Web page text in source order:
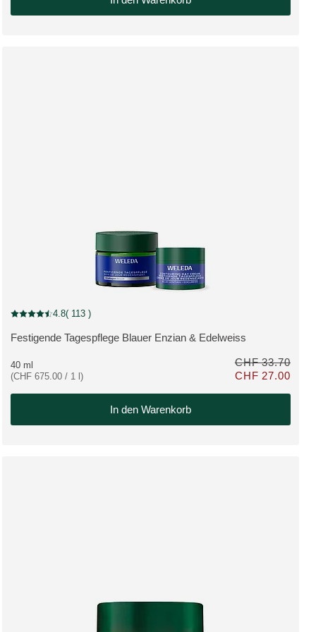
Rabatt
MEHR ZUM PRODUKT:
Festigende Tagespflege Blauer Enzian & Edelweiss
Aktuelle Bewertung: 4.8 von 5 Sternen bewertet von 113 Kunden
4.8( 113 )
40 ml
(CHF 675.00 / 1 l)
CHF 33.70
CHF 27.00
In den Warenkorb